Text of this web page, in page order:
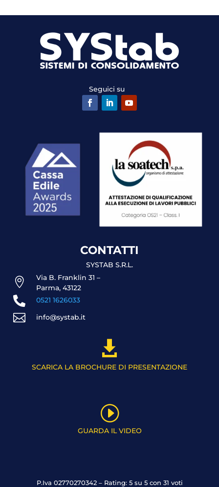
Seguici su
CONTATTI
SYSTAB S.R.L.

Via B. Franklin 31 –
Parma, 43122
 0521 1626033
 info@systab.it

SCARICA LA BROCHURE DI PRESENTAZIONE
I
GUARDA IL VIDEO
P.Iva 02770270342 – Rating: 5 su 5 con 31 voti